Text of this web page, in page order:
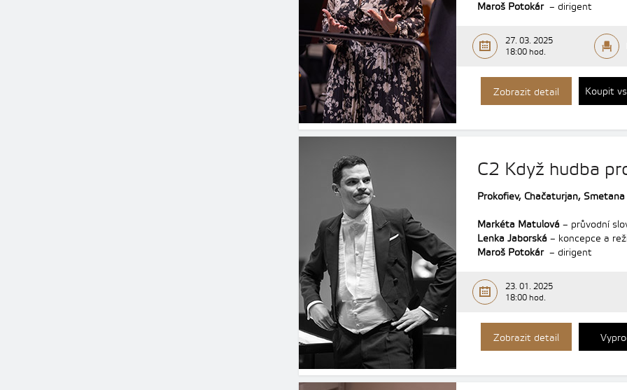
Maroš Potokár– dirigent
27. 03. 2025
18:00 hod.
Zobrazit detail Koupit
C2 Když hudba
Prokofiev, Chačaturjan, Smetana
Markéta Matulová – průvodní
Lenka Jaborská – koncepce a
Maroš Potokár– dirigent
23. 01. 2025
18:00 hod.
Zobrazit detail